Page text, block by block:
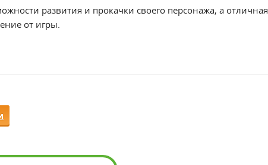
развития и прокачки своего персонажа, а отличная
от игры.